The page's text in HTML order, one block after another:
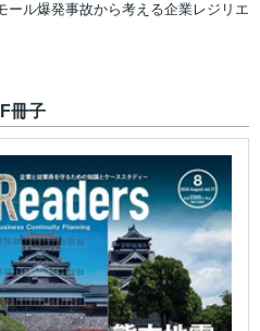
ール爆発事故から考える企業レジリエ
冊子